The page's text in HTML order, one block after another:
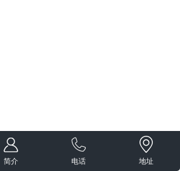
简介 电话 地址